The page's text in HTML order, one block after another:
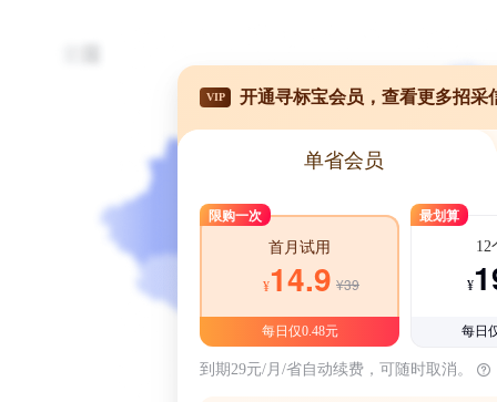
VIP 开通寻标宝会员，查看更多招采
单省会员
限购一次
首月试用
¥14.9 ¥39
每日仅0.48元
最划算
12
¥
每日
到期29元/月/省自动续费，可随时取消。